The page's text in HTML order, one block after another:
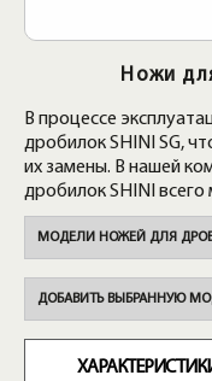
МОДЕЛИ НОЖЕЙ ДЛЯ
Ножи
В процессе
дробилок SHINI SG,
их замены. В нашей
дробилок SHINI всего
ДОБАВИТЬ ВЫБРАННУЮ